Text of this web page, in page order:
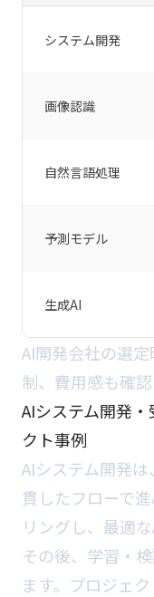
システム開発
画像認識
自然言語処理
予測モデル
生成AI
AI開発会社の選
制、費用感も確認
AIシステム開発
クト事例
AIシステム開発
貫したフローで
リングし、最適
その後、学習・
ます。プロジェ